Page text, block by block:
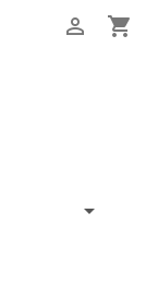


